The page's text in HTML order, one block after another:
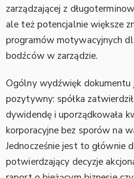
zarządzającej z
ale też potencjalnie większe
programów motywacyjnych
bodźców w zarządzie.
Ogólny wydźwięk dokumentu
pozytywny: spółka
dywidendę i uporządkowała
korporacyjne bez sporów na
Jednocześnie jest to głównie
potwierdzający decyzje